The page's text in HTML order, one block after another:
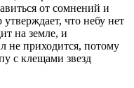
от сомнений и
что небу нет
на земле, и
не приходится, потому
с клещами звезд